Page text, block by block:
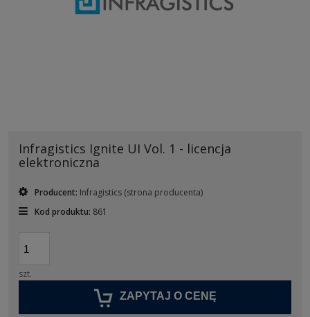
Infragistics Ignite UI Vol. 1 - licencja
elektroniczna
Producent: Infragistics (strona producenta)
Kod produktu: 861
szt.
ZAPYTAJ O CENĘ